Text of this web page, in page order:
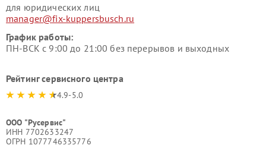
для юридических лиц
manager@fix-kuppersbusch.ru
График работы:
ПН-ВСК с 9:00 до 21:00 без перерывов и выходных
Рейтинг сервисного центра
4.9-5.0
ООО "Русервис"
ИНН 7702633247
ОГРН 1077746335776